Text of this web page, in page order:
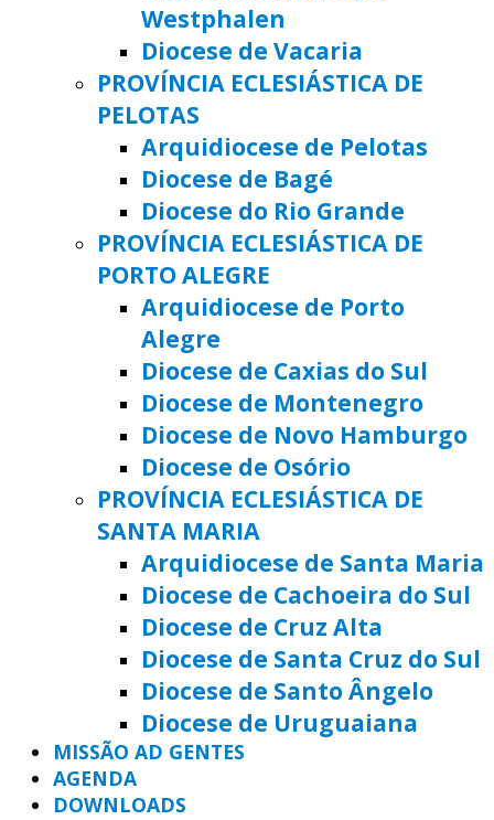
Westphalen
Diocese de Vacaria
PROVÍNCIA ECLESIÁSTICA DE
PELOTAS
Arquidiocese de Pelotas
Diocese de Bagé
Diocese do Rio Grande
PROVÍNCIA ECLESIÁSTICA DE
PORTO ALEGRE
Arquidiocese de Porto
Alegre
Diocese de Caxias do Sul
Diocese de Montenegro
Diocese de Novo Hamburgo
Diocese de Osório
PROVÍNCIA ECLESIÁSTICA DE
SANTA MARIA
Arquidiocese de Santa Maria
Diocese de Cachoeira do Sul
Diocese de Cruz Alta
Diocese de Santa Cruz do Sul
Diocese de Santo Ângelo
Diocese de Uruguaiana
MISSÃO AD GENTES
AGENDA
DOWNLOADS